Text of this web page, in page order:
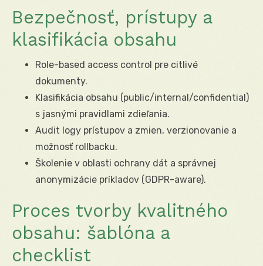
Bezpečnosť, prístupy a
klasifikácia obsahu
Role-based access control pre citlivé
dokumenty.
Klasifikácia obsahu (public/internal/confidential)
s jasnými pravidlami zdieľania.
Audit logy prístupov a zmien, verzionovanie a
možnosť rollbacku.
Školenie v oblasti ochrany dát a správnej
anonymizácie príkladov (GDPR-aware).
Proces tvorby kvalitného
obsahu: šablóna a
checklist